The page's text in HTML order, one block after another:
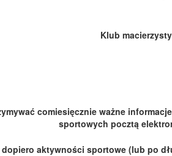
Klub
comiesięcznie ważne
sportowych pocztą
dopiero aktywności sportowe (lub po